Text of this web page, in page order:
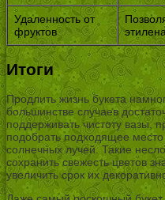
Удаленность от
фруктов
Итоги
Продлить жизнь букета
большинстве случаев
поддерживать чистоту вазы,
подобрать подходящее
солнечных лучей. Такие
сохранить свежесть цветов
увеличить срок их